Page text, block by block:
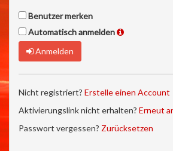
Benutzer merken
Automatisch anmelden
Anmelden
Nicht registriert? Erstelle einen Account
Aktivierungslink nicht erhalten? Erneut
Passwort vergessen? Zurücksetzen